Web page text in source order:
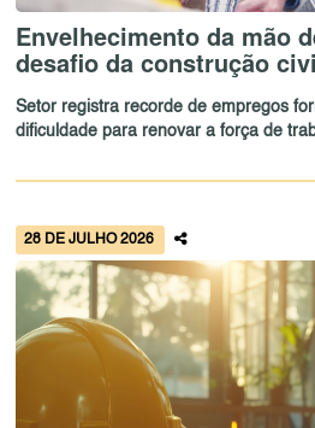
Envelhecimento da mão
desafio da construção
Setor registra recorde de empregos
dificuldade para renovar a força de
28 DE JULHO 2026